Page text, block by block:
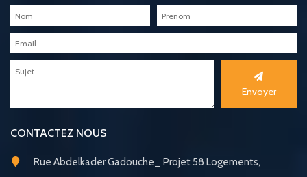
Envoyer
CONTACTEZ NOUS
Rue Abdelkader Gadouche_ Projet 58 Logements,